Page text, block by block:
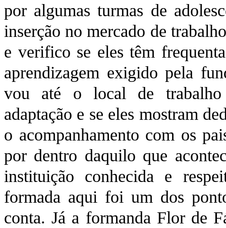
por algumas turmas de
inserção no mercado de
e verifico se eles têm
aprendizagem exigido pela
vou até o local de trabalho
adaptação e se eles mostram
o acompanhamento com os
por dentro daquilo que
instituição conhecida e
formada aqui foi um dos
conta. Já a formanda Flor de